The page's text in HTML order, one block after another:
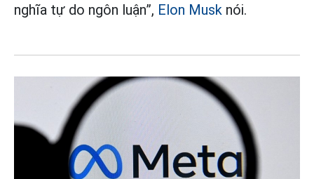
nghĩa tự do ngôn luận”, Elon Musk nói.